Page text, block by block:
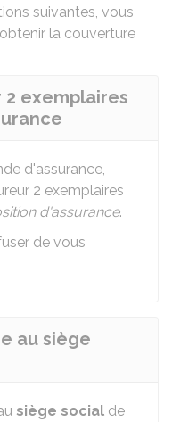
suivantes, vous
la couverture
2 exemplaires
d'assurance,
2 exemplaires
d'assurance.
de vous
au siège
siège social de